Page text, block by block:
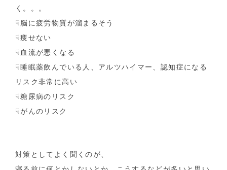
く。。。
☟脳に疲労物質が溜まるそう
☟痩せない
☟血流が悪くなる
☟睡眠薬飲んでいる人、アルツハイマー、認知症になる
リスク非常に高い
☟糖尿病のリスク
☟がんのリスク
対策としてよく聞くのが、